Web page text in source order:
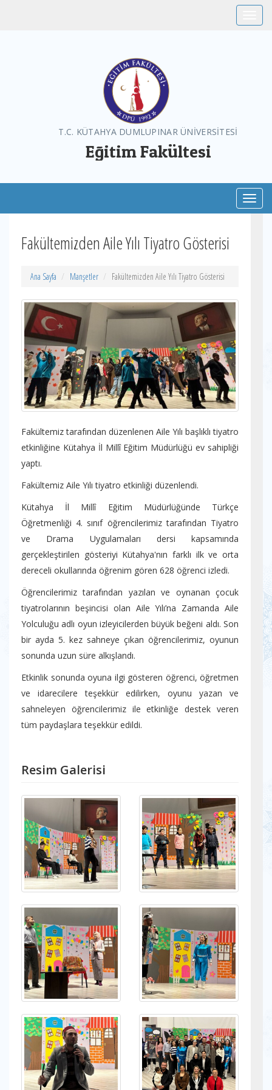
T.C. KÜTAHYA DUMLUPINAR ÜNİVERSİTESİ
Eğitim Fakültesi
Fakültemizden Aile Yılı Tiyatro Gösterisi
Ana Sayfa Manşetler Fakültemizden Aile Yılı Tiyatro Gösterisi
Fakültemiz tarafından düzenlenen Aile Yılı başlıklı tiyatro
etkinliğine Kütahya İl Millî Eğitim Müdürlüğü ev sahipliği
yaptı.
Fakültemiz Aile Yılı tiyatro etkinliği düzenlendi.
Kütahya İl Millî Eğitim Müdürlüğünde Türkçe
Öğretmenliği 4. sınıf öğrencilerimiz tarafından Tiyatro
ve Drama Uygulamaları dersi kapsamında
gerçekleştirilen gösteriyi Kütahya'nın farklı ilk ve orta
dereceli okullarında öğrenim gören 628 öğrenci izledi.
Öğrencilerimiz tarafından yazılan ve oynanan çocuk
tiyatrolarının beşincisi olan Aile Yılı’na Zamanda Aile
Yolculuğu adlı oyun izleyicilerden büyük beğeni aldı. Son
bir ayda 5. kez sahneye çıkan öğrencilerimiz, oyunun
sonunda uzun süre alkışlandı.
Etkinlik sonunda oyuna ilgi gösteren öğrenci, öğretmen
ve idarecilere teşekkür edilirken, oyunu yazan ve
sahneleyen öğrencilerimiz ile etkinliğe destek veren
tüm paydaşlara teşekkür edildi.
Resim Galerisi